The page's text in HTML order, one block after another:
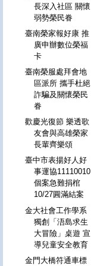
長深入社區 關懷
弱勢榮民眷
臺南榮家報好康 推
廣申辦數位榮福
卡
臺南榮服處拜會地
區派所 攜手杜絕
詐騙及關懷榮民
眷
歡慶光復節 樂透歌
友會與高雄榮家
長輩齊樂頌
臺中市表揚好人好
事運協11110010
個案急難捐棺
10/27圓滿結案
金大社會工作學系
獨創「浯島求生
大冒險」桌遊 宣
導兒童安全教育
金門大橋符通車標